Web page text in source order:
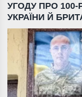
УГОДУ ПРО
УКРАЇНИ Й